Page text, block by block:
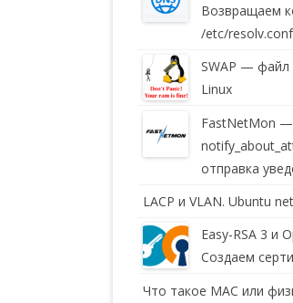
Возвращаем
/etc/resolv.conf
SWAP — файл
Linux
FastNetMon —
отправка
LACP и VLAN. Ubuntu
Easy-RSA 3 и
Создаем
Что такое MAC или